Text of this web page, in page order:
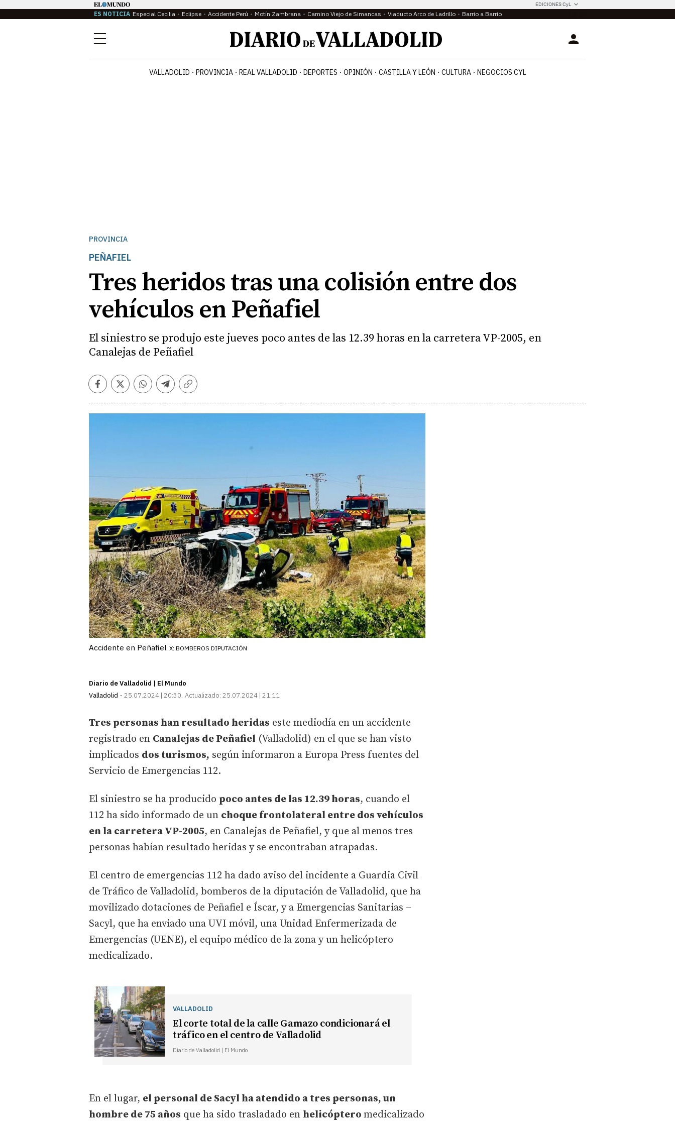
EDICIONES CyL
ES NOTICIA Especial Cecilia Eclipse Accidente Perú Motín Zambrana Camino Viejo de Simancas Viaducto Arco de Ladrillo Barrio a Barrio
Menú Login
VALLADOLID PROVINCIA REAL VALLADOLID DEPORTES OPINIÓN CASTILLA Y LEÓN CULTURA NEGOCIOS CYL
PROVINCIA
PEÑAFIEL
Tres heridos tras una colisión entre dos
vehículos en Peñafiel
El siniestro se produjo este jueves poco antes de las 12.39 horas en la carretera VP-2005, en
Canalejas de Peñafiel
Facebook
TwitterWhatsapp
Telegram
Copiar
Accidente en Peñafiel X: BOMBEROS DIPUTACIÓN
Diario de Valladolid | El Mundo
Valladolid
25.07.2024 | 20:30 Actualizado: 25.07.2024 | 21:11
Tres personas han resultado heridas este mediodía en un accidente
registrado en Canalejas de Peñafiel (Valladolid) en el que se han visto
implicados dos turismos, según informaron a Europa Press fuentes del
Servicio de Emergencias 112.
El siniestro se ha producido poco antes de las 12.39 horas, cuando el
112 ha sido informado de un choque frontolateral entre dos vehículos
en la carretera VP-2005, en Canalejas de Peñafiel, y que al menos tres
personas habían resultado heridas y se encontraban atrapadas.
El centro de emergencias 112 ha dado aviso del incidente a Guardia Civil
de Tráfico de Valladolid, bomberos de la diputación de Valladolid, que ha
movilizado dotaciones de Peñafiel e Íscar, y a Emergencias Sanitarias –
Sacyl, que ha enviado una UVI móvil, una Unidad Enfermerizada de
Emergencias (UENE), el equipo médico de la zona y un helicóptero
medicalizado.
VALLADOLID
El corte total de la calle Gamazo condicionará el
tráfico en el centro de Valladolid
Diario de Valladolid | El Mundo
En el lugar, el personal de Sacyl ha atendido a tres personas, un
hombre de 75 años que ha sido trasladado en helicóptero medicalizado